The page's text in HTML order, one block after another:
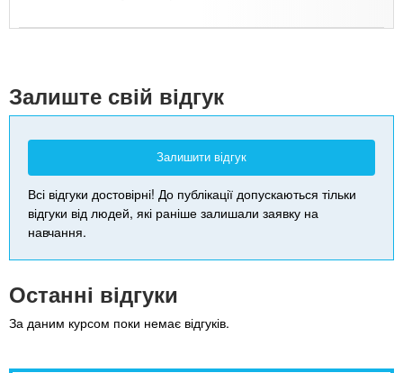
Залиште свій відгук
Залишити відгук
Всі відгуки достовірні! До публікації допускаються тільки
відгуки від людей, які раніше залишали заявку на
навчання.
Останні відгуки
За даним курсом поки немає відгуків.